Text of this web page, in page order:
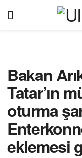
Bakan
Tatar’ın
oturma
eklemesi